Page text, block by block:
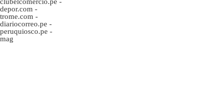
depor.com -
trome.com -
diariocorreo.pe -
peruquiosco.pe -
mag